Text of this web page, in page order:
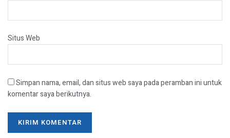
Situs Web
Simpan nama, email, dan situs web saya pada peramban ini untuk
komentar saya berikutnya.